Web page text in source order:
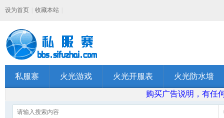
设为首页 收藏本站
私服寨 火光游戏 火光开服表 火光防水墙
购买广告说明，有任